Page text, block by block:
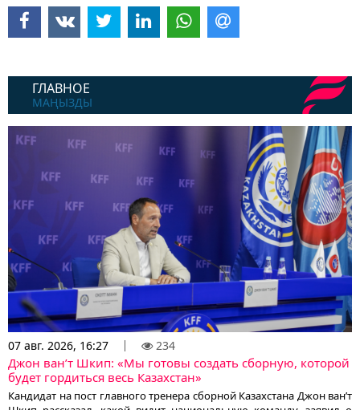
ГЛАВНОЕ
МАҢЫЗДЫ
07 авг. 2026, 16:27 234
Джон ван’т Шкип: «Мы готовы создать сборную, которой
будет гордиться весь Казахстан»
Кандидат на пост главного тренера сборной Казахстана Джон ван’т